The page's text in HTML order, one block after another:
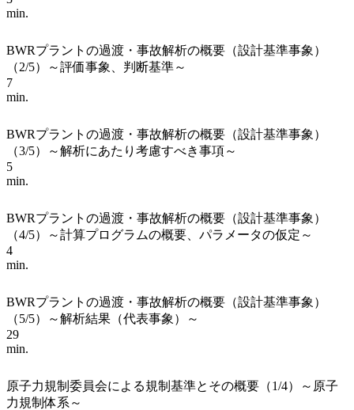
min.
BWRプラントの過渡・事故解析の概要（設計基準事象）
（2/5）～評価事象、判断基準～
7
min.
BWRプラントの過渡・事故解析の概要（設計基準事象）
（3/5）～解析にあたり考慮すべき事項～
5
min.
BWRプラントの過渡・事故解析の概要（設計基準事象）
（4/5）～計算プログラムの概要、パラメータの仮定～
4
min.
BWRプラントの過渡・事故解析の概要（設計基準事象）
（5/5）～解析結果（代表事象）～
29
min.
原子力規制委員会による規制基準とその概要（1/4）～原子
力規制体系～